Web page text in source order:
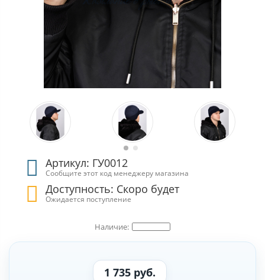
Артикул: ГУ0012
Сообщите этот код менеджеру магазина
Доступность: Скоро будет
Ожидается поступление
1 735 руб.